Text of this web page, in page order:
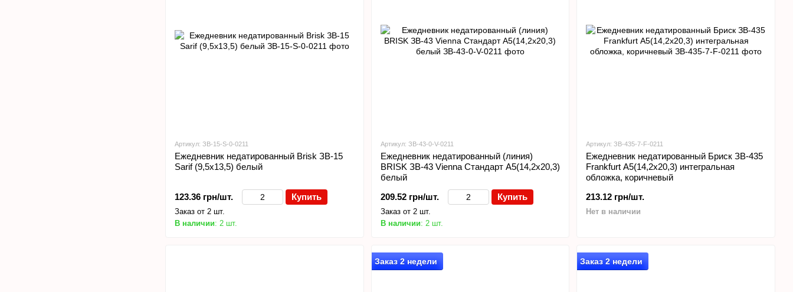
Артикул: ЗВ-15-S-0-0211
Ежедневник недатированный Brisk ЗВ-15
Sarif (9,5х13,5) белый
123.36 грн/шт. Купить
Заказ от 2 шт.
В наличии: 2 шт.
Артикул: ЗВ-43-0-V-0211
Ежедневник недатированный (линия)
BRISK ЗВ-43 Vienna Стандарт А5(14,2х20,3)
белый
209.52 грн/шт.
Купить
Заказ от 2 шт.
В наличии: 2 шт.
Артикул: ЗВ-435-7-F-0211
Ежедневник недатированный Бриск ЗВ-435
Frankfurt А5(14,2х20,3) интегральная
обложка, коричневый
213.12 грн/шт.
Нет в наличии
Заказ 2 недели Заказ 2 недели